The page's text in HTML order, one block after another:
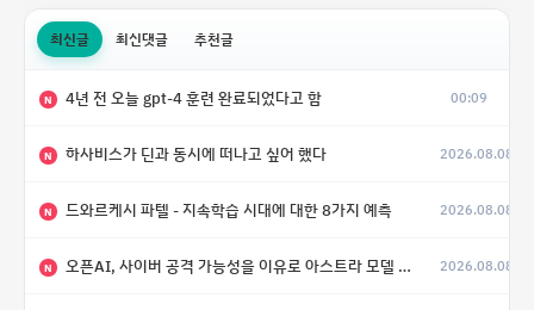
최신글 최신댓글 추천글
N 4년 전 오늘 gpt-4 훈련 완료되었다고 함 00:09
N 하사비스가 딘과 동시에 떠나고 싶어 했다 2026.08.08
N 드와르케시 파텔 - 지속학습 시대에 대한 8가지 예측 2026.08.08
N 오픈AI, 사이버 공격 가능성을 이유로 아스트라 모델 출시 연기 2026.08.08